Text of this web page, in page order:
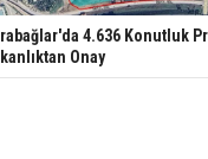
4.636 Konutluk
Onay